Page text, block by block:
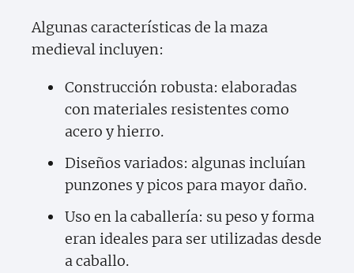
Algunas características de la maza
medieval incluyen:
Construcción robusta: elaboradas
con materiales resistentes como
acero y hierro.
Diseños variados: algunas incluían
punzones y picos para mayor daño.
Uso en la caballería: su peso y forma
eran ideales para ser utilizadas desde
a caballo.